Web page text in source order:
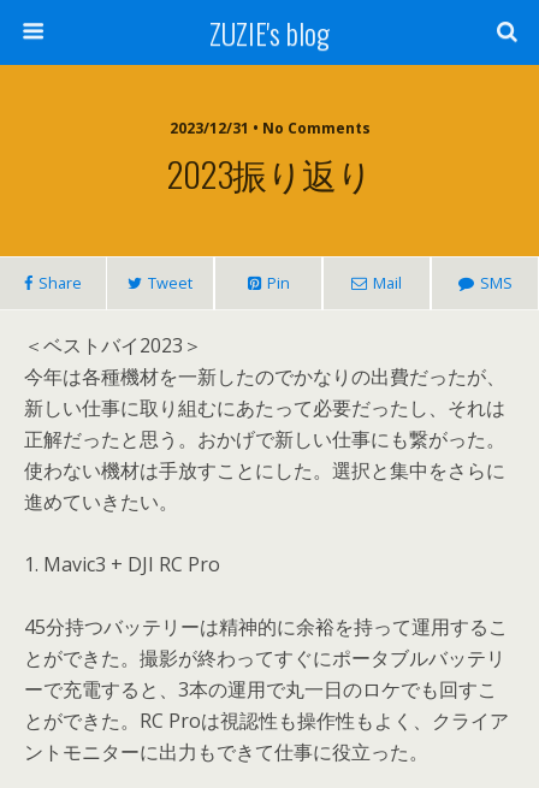
ZUZIE's blog
2023/12/31 • No Comments
2023振り返り
Share Tweet Pin Mail SMS
＜ベストバイ2023＞
今年は各種機材を一新したのでかなりの出費だったが、
新しい仕事に取り組むにあたって必要だったし、それは
正解だったと思う。おかげで新しい仕事にも繋がった。
使わない機材は手放すことにした。選択と集中をさらに
進めていきたい。
1. Mavic3 + DJI RC Pro
45分持つバッテリーは精神的に余裕を持って運用するこ
とができた。撮影が終わってすぐにポータブルバッテリ
ーで充電すると、3本の運用で丸一日のロケでも回すこ
とができた。RC Proは視認性も操作性もよく、クライア
ントモニターに出力もできて仕事に役立った。